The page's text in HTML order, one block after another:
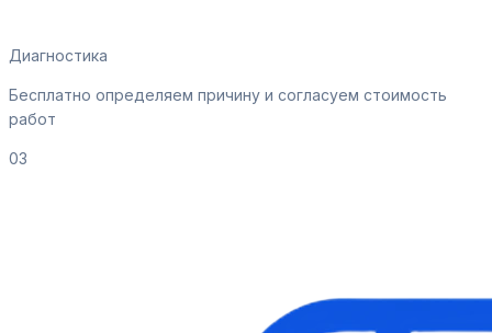
Диагностика
Бесплатно определяем причину и согласуем стоимость
работ
03